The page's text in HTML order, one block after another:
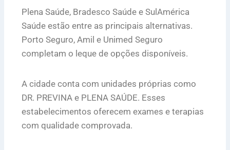
Plena Saúde, Bradesco Saúde e SulAmérica
Saúde estão entre as principais alternativas.
Porto Seguro, Amil e Unimed Seguro
completam o leque de opções disponíveis.
A cidade conta com unidades próprias como
DR. PREVINA e PLENA SAÚDE. Esses
estabelecimentos oferecem exames e terapias
com qualidade comprovada.